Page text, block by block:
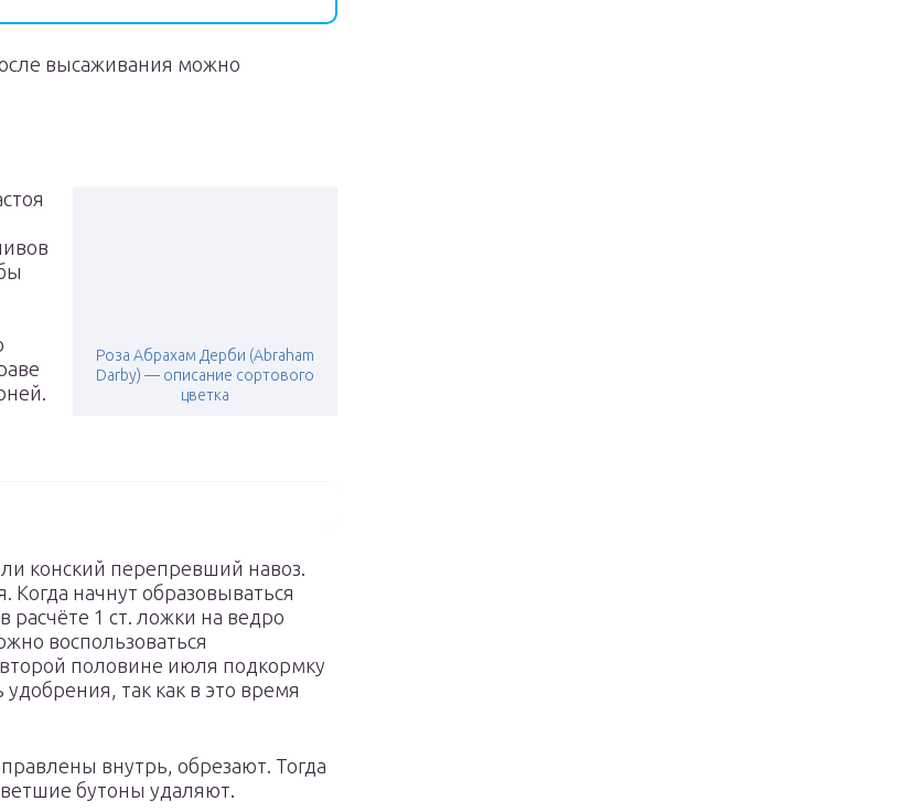
высаживания можно
Роза Абрахам Дерби (Abraham
Darby) — описание сортового
цветка
конский перепревший навоз.
Когда начнут образовываться
1 ст. ложки на ведро
воспользоваться
половине июля подкормку
так как в это время
внутрь, обрезают. Тогда
бутоны удаляют.